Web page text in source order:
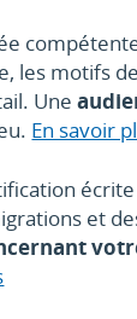
les motifs
Une
En savoir
et